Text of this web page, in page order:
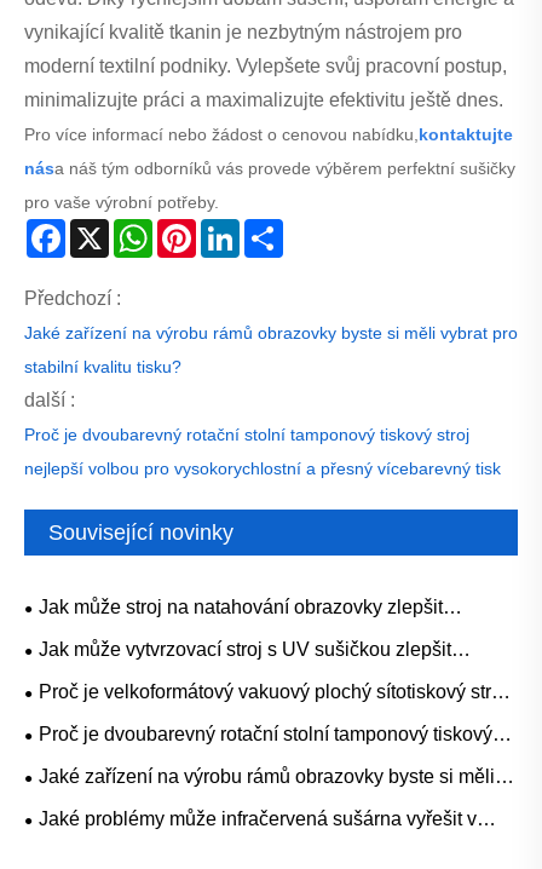
vynikající kvalitě tkanin je nezbytným nástrojem pro
moderní textilní podniky. Vylepšete svůj pracovní postup,
minimalizujte práci a maximalizujte efektivitu ještě dnes.
Pro více informací nebo žádost o cenovou nabídku, kontaktujte
nása náš tým odborníků vás provede výběrem perfektní sušičky
pro vaše výrobní potřeby.
Facebook
X WhatsApp
PinterestLinkedIn
Předchozí :
Jaké zařízení na výrobu rámů obrazovky byste si měli vybrat pro
stabilní kvalitu tisku?
další :
Proč je dvoubarevný rotační stolní tamponový tiskový stroj
nejlepší volbou pro vysokorychlostní a přesný vícebarevný tisk
Související novinky
Jak může stroj na natahování obrazovky zlepšit
přesnost tisku a efektivitu výroby
Jak může vytvrzovací stroj s UV sušičkou zlepšit
efektivitu tisku a kvalitu produktu
Proč je velkoformátový vakuový plochý sítotiskový stroj
nejlepší volbou pro vysoce přesný průmyslový tisk
Proč je dvoubarevný rotační stolní tamponový tiskový
stroj nejlepší volbou pro vysokorychlostní a přesný
Jaké zařízení na výrobu rámů obrazovky byste si měli
vybrat pro stabilní kvalitu tisku?
Jaké problémy může infračervená sušárna vyřešit v